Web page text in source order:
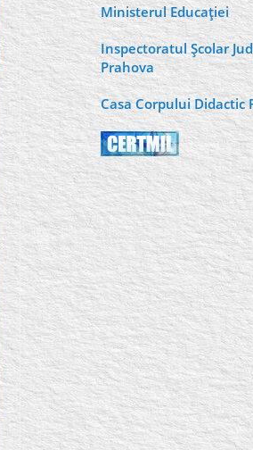
Ministerul Educaţiei
Inspectoratul Şcolar
Prahova
Casa Corpului Didactic